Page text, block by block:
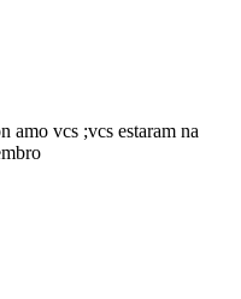
amo vcs ;vcs estaram na